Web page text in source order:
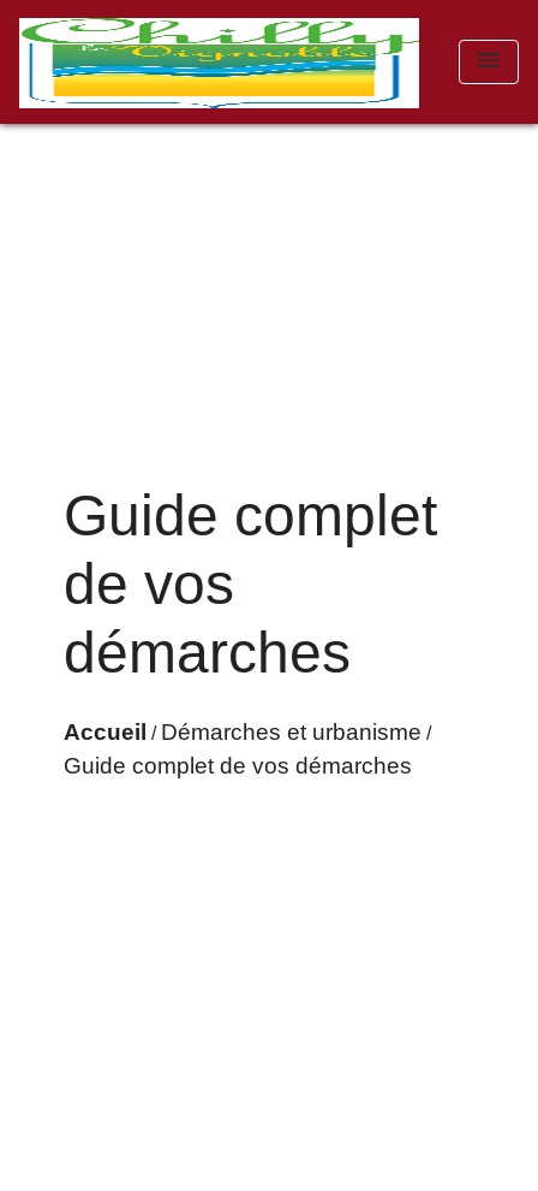
menu
Guide complet
de vos
démarches
Accueil / Démarches et urbanisme /
Guide complet de vos démarches